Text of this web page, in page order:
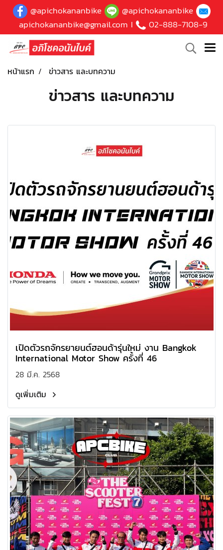
@apichokananbike
@apichokananbike
apichokananbike@gmail.com I 02-888-7108-9
หน้าแรก ข่าวสาร และบทความ
ข่าวสาร และบทความ
เปิดตัวรถจักรยายนต์ฮอนด้ารุ่นใหม่ งาน Bangkok
International Motor Show ครั้งที่ 46
28 มี.ค. 2568
ดูเพิ่มเติม